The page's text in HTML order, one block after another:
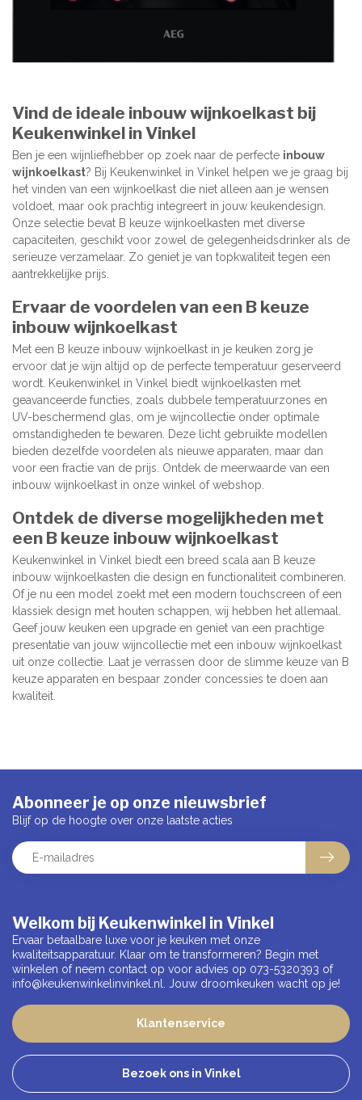
Vind de ideale inbouw wijnkoelkast bij
Keukenwinkel in Vinkel
Ben je een wijnliefhebber op zoek naar de perfecte inbouw
wijnkoelkast? Bij Keukenwinkel in Vinkel helpen we je graag bij
het vinden van een wijnkoelkast die niet alleen aan je wensen
voldoet, maar ook prachtig integreert in jouw keukendesign.
Onze selectie bevat B keuze wijnkoelkasten met diverse
capaciteiten, geschikt voor zowel de gelegenheidsdrinker als de
serieuze verzamelaar. Zo geniet je van topkwaliteit tegen een
aantrekkelijke prijs.
Ervaar de voordelen van een B keuze
inbouw wijnkoelkast
Met een B keuze inbouw wijnkoelkast in je keuken zorg je
ervoor dat je wijn altijd op de perfecte temperatuur geserveerd
wordt. Keukenwinkel in Vinkel biedt wijnkoelkasten met
geavanceerde functies, zoals dubbele temperatuurzones en
UV-beschermend glas, om je wijncollectie onder optimale
omstandigheden te bewaren. Deze licht gebruikte modellen
bieden dezelfde voordelen als nieuwe apparaten, maar dan
voor een fractie van de prijs. Ontdek de meerwaarde van een
inbouw wijnkoelkast in onze winkel of webshop.
Ontdek de diverse mogelijkheden met
een B keuze inbouw wijnkoelkast
Keukenwinkel in Vinkel biedt een breed scala aan B keuze
inbouw wijnkoelkasten die design en functionaliteit combineren.
Of je nu een model zoekt met een modern touchscreen of een
klassiek design met houten schappen, wij hebben het allemaal.
Geef jouw keuken een upgrade en geniet van een prachtige
presentatie van jouw wijncollectie met een inbouw wijnkoelkast
uit onze collectie. Laat je verrassen door de slimme keuze van B
keuze apparaten en bespaar zonder concessies te doen aan
kwaliteit.
Welkom bij Keukenwinkel in Vinkel
Ervaar betaalbare luxe voor je keuken met onze
kwaliteitsapparatuur. Klaar om te transformeren? Begin met
winkelen of neem contact op voor advies op 073-5320393 of
info@keukenwinkelinvinkel.nl
. Jouw droomkeuken wacht op je!
Klantenservice
Bezoek ons in Vinkel
Abonneer je op onze nieuwsbrief
Blijf op de hoogte over onze laatste acties